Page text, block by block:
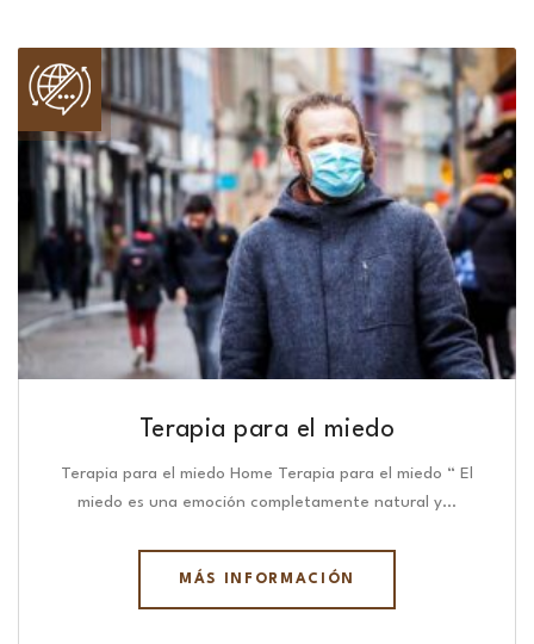
Terapia para el miedo
Terapia para el miedo Home Terapia para el miedo “ El
miedo es una emoción completamente natural y…
MÁS INFORMACIÓN